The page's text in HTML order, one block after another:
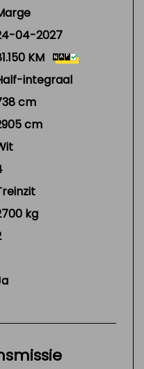
04-2027
KM
integraal
cm
cm
kg